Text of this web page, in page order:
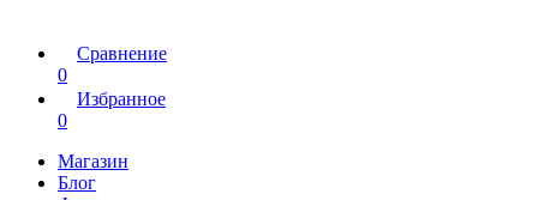
Сравнение
0
Избранное
0
Магазин
Блог